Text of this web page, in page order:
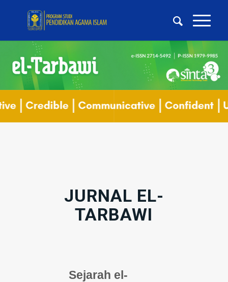
JURNAL EL-
TARBAWI
Sejarah el-